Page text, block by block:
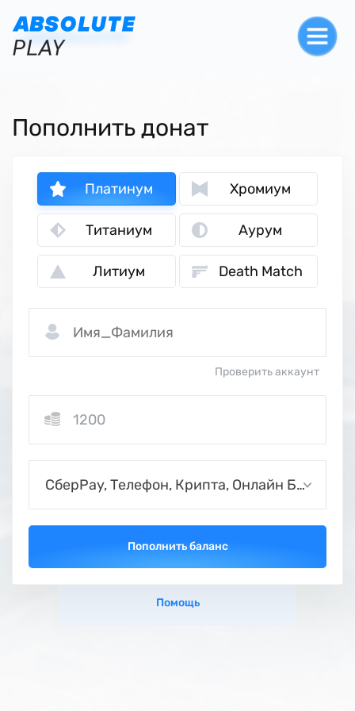
Пополнить донат
Помощь
Платинум Хромиум
Титаниум Аурум
Литиум Death Match